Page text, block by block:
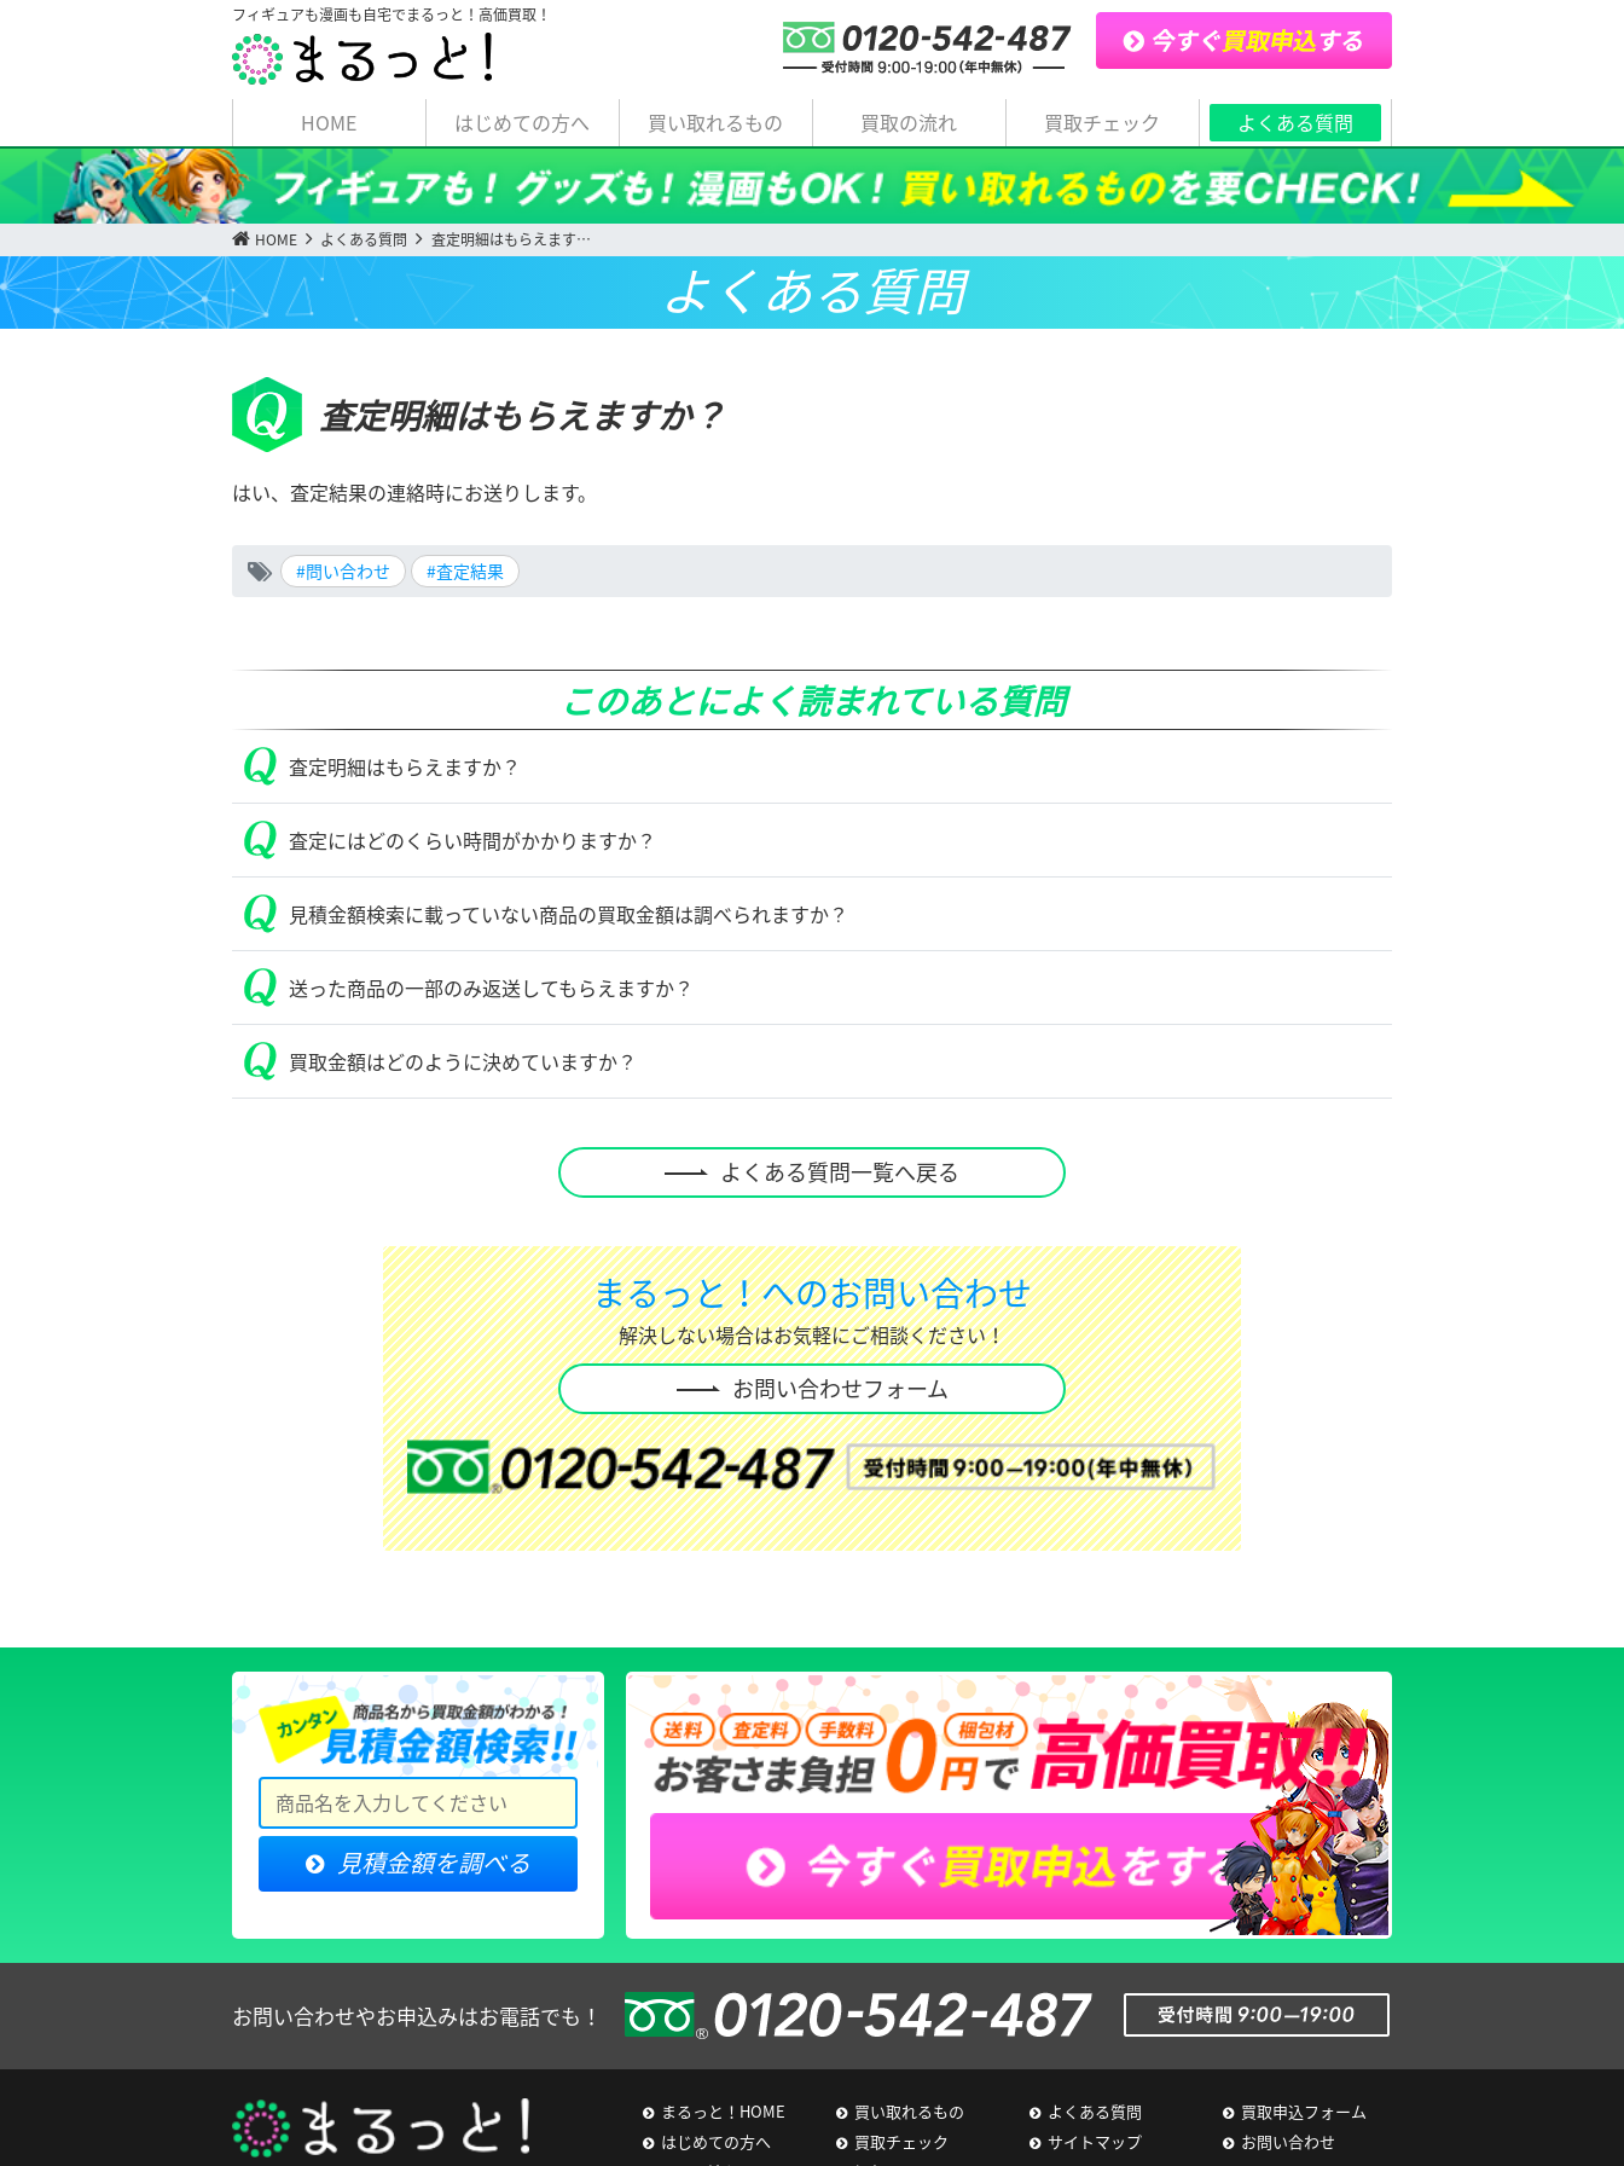
フィギュアも漫画も自宅でまるっと！高価買取！
HOME はじめての方へ 買い取れるもの 買取の流れ 買取チェック よくある質問
HOME よくある質問 査定明細はもらえます…
よくある質問
査定明細はもらえますか？
はい、査定結果の連絡時にお送りします。
#問い合わせ #査定結果
このあとによく読まれている質問
査定明細はもらえますか？
査定にはどのくらい時間がかかりますか？
見積金額検索に載っていない商品の買取金額は調べられますか？
送った商品の一部のみ返送してもらえますか？
買取金額はどのように決めていますか？
よくある質問一覧へ戻る
まるっと！へのお問い合わせ
解決しない場合はお気軽にご相談ください！
お問い合わせフォーム
お問い合わせやお申込みはお電話でも！
まるっと！HOME
はじめての方へ
買い取れるもの
買取チェック
よくある質問
サイトマップ
買取申込フォーム
お問い合わせ